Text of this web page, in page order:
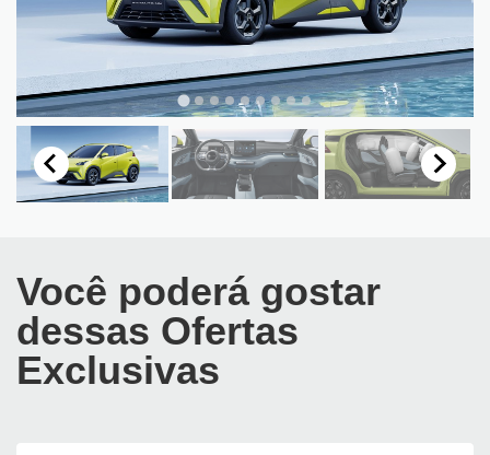
Você poderá gostar
dessas Ofertas
Exclusivas